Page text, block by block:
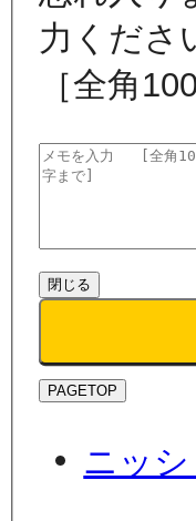
力くださ
［全角
閉じる
PAGETOP
ニッ